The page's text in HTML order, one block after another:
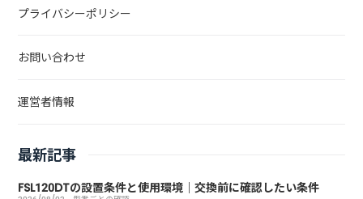
プライバシーポリシー
お問い合わせ
運営者情報
最新記事
FSL120DTの設置条件と使用環境｜交換前に確認したい条件